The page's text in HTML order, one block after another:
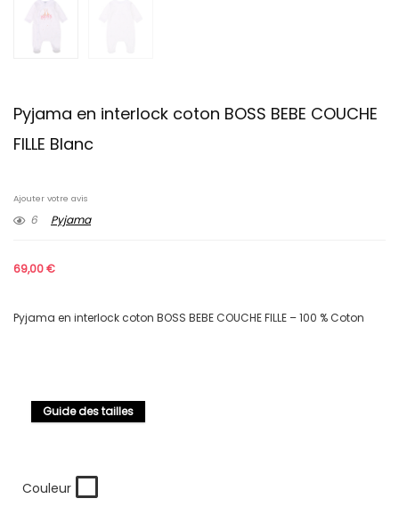
Pyjama en interlock coton BOSS BEBE COUCHE
FILLE Blanc
Ajouter votre avis
6 Pyjama
69,00€
Pyjama en interlock coton BOSS BEBE COUCHE FILLE – 100 % Coton
Guide des tailles
Couleur